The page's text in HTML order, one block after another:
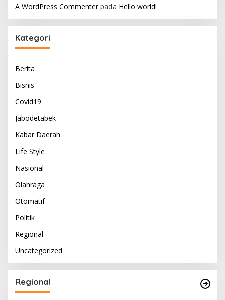
A WordPress Commenterpada Hello world!
Kategori
Berita
Bisnis
Covid19
Jabodetabek
Kabar Daerah
Life Style
Nasional
Olahraga
Otomatif
Politik
Regional
Uncategorized
Regional